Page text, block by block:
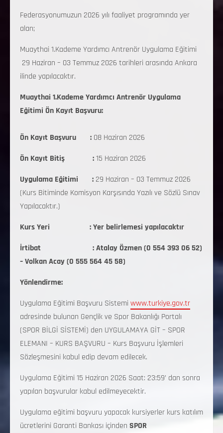
Federasyonumuzun 2026 yılı faaliyet programında yer
alan;
Muaythai 1.Kademe Yardımcı Antrenör Uygulama Eğitimi
29 Haziran – 03 Temmuz 2026 tarihleri arasında Ankara
ilinde yapılacaktır.
Muaythai 1.Kademe Yardımcı Antrenör Uygulama
Eğitimi Ön Kayıt Başvuru:
Ön Kayıt Başvuru : 08 Haziran 2026
Ön Kayıt Bitiş :15 Haziran 2026
Uygulama Eğitimi : 29 Haziran – 03 Temmuz 2026
(Kurs Bitiminde Komisyon Karşısında Yazılı ve Sözlü Sınav
Yapılacaktır.)
Kurs Yeri : Yer belirlemesi yapılacaktır
İrtibat : Atalay Özmen (0 554 393 06 52)
– Volkan Acay (0 555 564 45 58)
Yönlendirme:
Uygulama Eğitimi Başvuru Sistemi www.turkiye.gov.tr
adresinde bulunan Gençlik ve Spor Bakanlığı Portalı
(SPOR BİLGİ SİSTEMİ) den UYGULAMAYA GİT – SPOR
ELEMANI – KURS BAŞVURU – Kurs Başvuru İşlemleri
Sözleşmesini kabul edip devam edilecek.
Uygulama Eğitimi 15 Haziran 2026 Saat: 23:59’ dan sonra
yapılan başvurular kabul edilmeyecektir.
Uygulama eğitimi başvuru yapacak kursiyerler kurs katılım
ücretlerini Garanti Bankası içinden SPOR